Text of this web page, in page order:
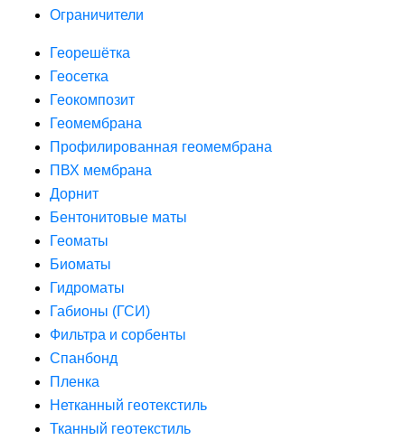
Ограничители
Георешётка
Геосетка
Геокомпозит
Геомембрана
Профилированная геомембрана
ПВХ мембрана
Дорнит
Бентонитовые маты
Геоматы
Биоматы
Гидроматы
Габионы (ГСИ)
Фильтра и сорбенты
Спанбонд
Пленка
Нетканный геотекстиль
Тканный геотекстиль